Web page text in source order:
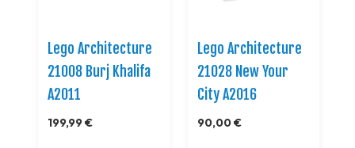
Lego Architecture
21008 Burj Khalifa
A2011
199,99 €
Lego Architecture
21028 New Your
City A2016
90,00 €